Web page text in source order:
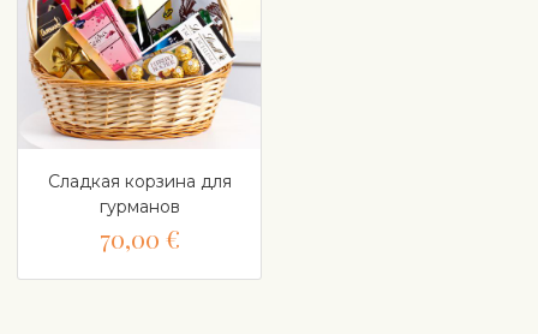
Сладкая корзина для
гурманов
70,00 €